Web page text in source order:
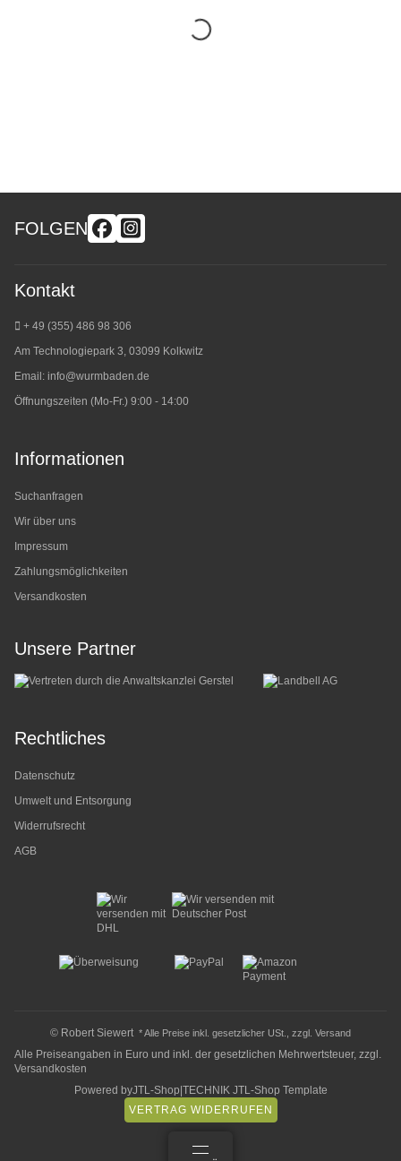
FOLGEN
Kontakt
+ 49 (355) 486 98 306
Am Technologiepark 3, 03099 Kolkwitz
Email: info@wurmbaden.de
Öffnungszeiten (Mo-Fr.) 9:00 - 14:00
Informationen
Suchanfragen
Wir über uns
Impressum
Zahlungsmöglichkeiten
Versandkosten
Unsere Partner
Rechtliches
Datenschutz
Umwelt und Entsorgung
Widerrufsrecht
AGB
© Robert Siewert* Alle Preise inkl. gesetzlicher USt., zzgl. Versand
Alle Preiseangaben in Euro und inkl. der gesetzlichen Mehrwertsteuer, zzgl.
Versandkosten
Powered byJTL-Shop TECHNIK JTL-Shop Template
VERTRAG WIDERRUFEN